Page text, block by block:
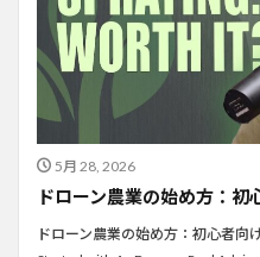
5月 28, 2026
ドローン農業の始め方：初
ドローン農業の始め方：初心者向